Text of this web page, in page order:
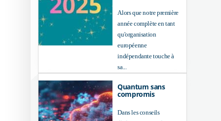
Alors que notre première
année complète en tant
qu'organisation
européenne
indépendante touche à
sa...
Quantum sans
compromis
Dans les conseils